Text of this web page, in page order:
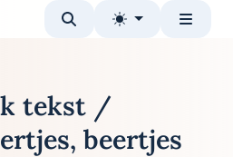
— naar de homepage
tekst /
beertjes